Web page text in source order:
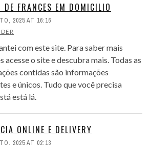
DE FRANCES EM DOMICILIO
2025 AT 16:16
com este site. Para saber mais
acesse o site e descubra mais. Todas as
contidas são informações
e únicos. Tudo que você precisa
está lá.
ONLINE E DELIVERY
2025 AT 02:13